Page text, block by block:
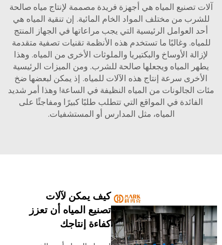
تصنيع المياه هي أجهزة فريدة مصممة لإنتاج مياه صالحة
من مختلف المواد الخام المائية. إن تنقية المياه هي
العوامل الرئيسية التي يجب مراعاتها في الجهاز المنتج
وغالبًا ما تستخدم هذه الأنظمة تقنيات تصفية متقدمة
الأوساخ والبكتيريا والملوثات الأخرى من المياه. وهذا
المياه ويجعلها صالحة للشرب. ومن الميزات الرئيسية
سرعة إنتاج هذه الآلات للمياه. إذ يمكن لبعضها ضخ
الجالونات من المياه النظيفة في الساعة! وهذا أمر شديد
في المواقع التي تتطلب طلبًا كبيرًا ومفاجئًا على
المياه، مثل المدارس أو المستشفيات.
كيف يمكن لآلات
تصنيع المياه أن تعزز
كفاءة إنتاجك